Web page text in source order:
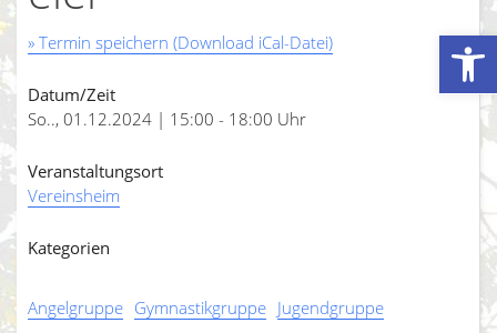
Werkzeugleiste öffnen
» Termin speichern (Download iCal-Datei)
Datum/Zeit
So.., 01.12.2024 | 15:00 - 18:00 Uhr
Veranstaltungsort
Vereinsheim
Kategorien
Angelgruppe Gymnastikgruppe Jugendgruppe